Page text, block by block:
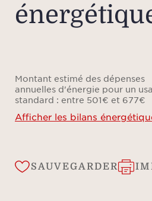
Montant estimé des dépenses
annuelles d'énergie pour un
standard : entre 501€ et 677€
Afficher les bilans
SAUVEGARDER